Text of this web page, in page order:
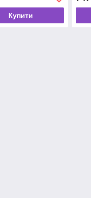
Купити